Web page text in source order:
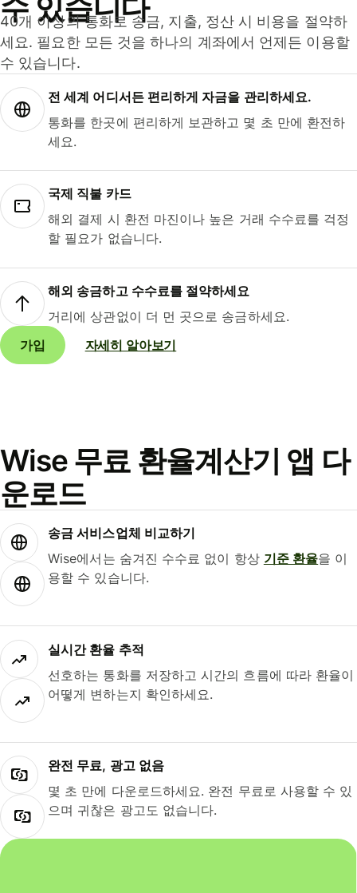
수 있습니다
40개 이상의 통화로 송금, 지출, 정산 시 비용을 절약하
세요. 필요한 모든 것을 하나의 계좌에서 언제든 이용할
수 있습니다.
전 세계 어디서든 편리하게 자금을 관리하세요.
통화를 한곳에 편리하게 보관하고 몇 초 만에 환전하
세요.
국제 직불 카드
해외 결제 시 환전 마진이나 높은 거래 수수료를 걱정
할 필요가 없습니다.
해외 송금하고 수수료를 절약하세요
거리에 상관없이 더 먼 곳으로 송금하세요.
가입
자세히 알아보기
Wise 무료 환율계산기 앱 다
운로드
송금 서비스업체 비교하기
Wise에서는 숨겨진 수수료 없이 항상 기준 환율을 이
용할 수 있습니다.
실시간 환율 추적
선호하는 통화를 저장하고 시간의 흐름에 따라 환율이
어떻게 변하는지 확인하세요.
완전 무료, 광고 없음
몇 초 만에 다운로드하세요. 완전 무료로 사용할 수 있
으며 귀찮은 광고도 없습니다.